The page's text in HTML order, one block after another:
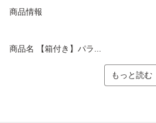
商品情報
商品名 【箱付き】パラ...
もっと読む